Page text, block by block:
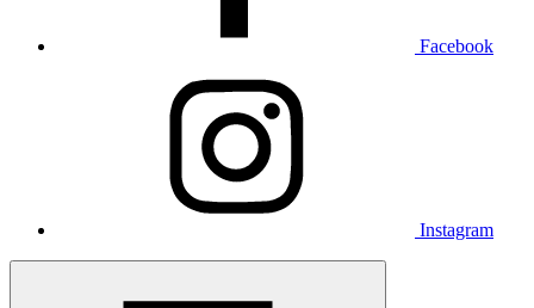
Facebook
Instagram